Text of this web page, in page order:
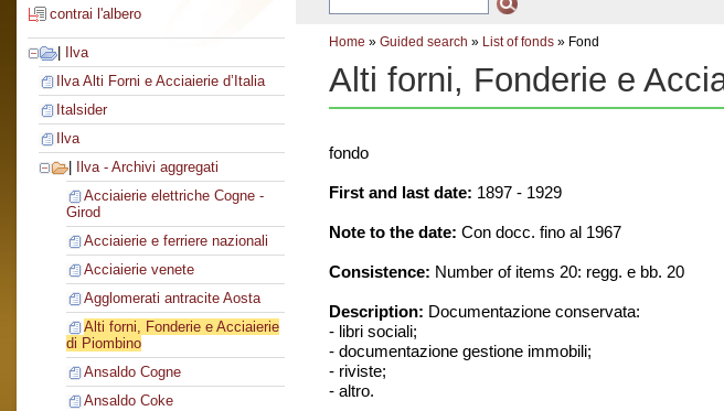
contrai l'albero
Ilva
Ilva Alti Forni e Acciaierie d’Italia
Italsider
Ilva
Ilva - Archivi aggregati
Acciaierie elettriche Cogne -
Girod
Acciaierie e ferriere nazionali
Acciaierie venete
Agglomerati antracite Aosta
Alti forni, Fonderie e Acciaierie
di Piombino
Ansaldo Cogne
Ansaldo Coke
Home » Guided search » List of fonds » Fond
Alti forni, Fonderie e
fondo
First and last date: 1897 - 1929
Note to the date: Con docc. fino al 1967
Consistence: Number of items 20: regg. e bb. 20
Description: Documentazione conservata:
- libri sociali;
- documentazione gestione immobili;
- riviste;
- altro.